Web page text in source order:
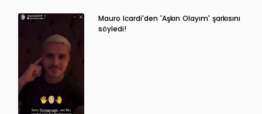
Mauro Icardi'den 'Aşkın Olayım' şarkısını
söyledi!